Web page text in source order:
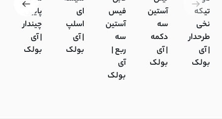
تیکه
نخی
طرحدار
| آی
بولک
آستین
سه
دکمه
| آی
بولک
فیس
آستین
سه
ربع |
آی
بولک
ای
اسلپ
| آی
بولک
پایین
چیندار
| آی
بولک